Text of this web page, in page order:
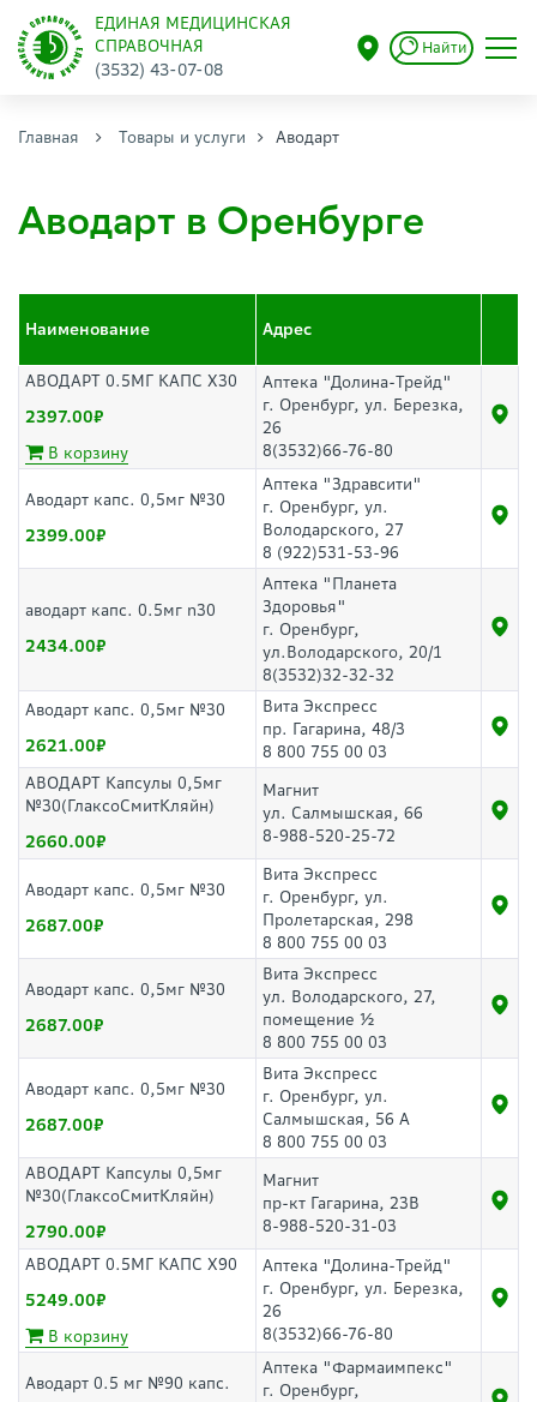
ЕДИНАЯ МЕДИЦИНСКАЯ
СПРАВОЧНАЯ
(3532) 43-07-08
Найти
Главная Товары и услуги Аводарт
Аводарт в Оренбурге
Наименование Адрес
АВОДАРТ 0.5МГ КАПС Х30
2397.00
В корзину
Аптека "Долина-Трейд"
г. Оренбург, ул. Березка,
26
8(3532)66-76-80
Аводарт капс. 0,5мг №30
2399.00
Аптека "Здравсити"
г. Оренбург, ул.
Володарского, 27
8 (922)531-53-96
аводарт капс. 0.5мг n30
2434.00
Аптека "Планета
Здоровья"
г. Оренбург,
ул.Володарского, 20/1
8(3532)32-32-32
Аводарт капс. 0,5мг №30
2621.00
Вита Экспресс
пр. Гагарина, 48/3
8 800 755 00 03
АВОДАРТ Капсулы 0,5мг
№30(ГлаксоСмитКляйн)
2660.00
Магнит
ул. Салмышская, 66
8-988-520-25-72
Аводарт капс. 0,5мг №30
2687.00
Вита Экспресс
г. Оренбург, ул.
Пролетарская, 298
8 800 755 00 03
Аводарт капс. 0,5мг №30
2687.00
Вита Экспресс
ул. Володарского, 27,
помещение ½
8 800 755 00 03
Аводарт капс. 0,5мг №30
2687.00
Вита Экспресс
г. Оренбург, ул.
Салмышская, 56 А
8 800 755 00 03
АВОДАРТ Капсулы 0,5мг
№30(ГлаксоСмитКляйн)
2790.00
Магнит
пр-кт Гагарина, 23В
8-988-520-31-03
АВОДАРТ 0.5МГ КАПС Х90
5249.00
В корзину
Аптека "Долина-Трейд"
г. Оренбург, ул. Березка,
26
8(3532)66-76-80
Аводарт 0.5 мг №90 капс.
Аптека "Фармаимпекс"
г. Оренбург,